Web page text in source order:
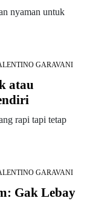
nyaman untuk
GARAVANI
atau
rapi tapi tetap
GARAVANI
Gak Lebay